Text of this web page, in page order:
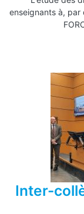
enseignants à, par
Inter-